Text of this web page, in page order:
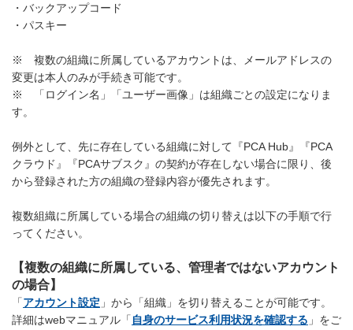
・バックアップコード
・パスキー
※ 複数の組織に所属しているアカウントは、メールアドレスの
変更は本人のみが手続き可能です。
※ 「ログイン名」「ユーザー画像」は組織ごとの設定になりま
す。
例外として、先に存在している組織に対して『PCA Hub』『PCA
クラウド』『PCAサブスク』の契約が存在しない場合に限り、後
から登録された方の組織の登録内容が優先されます。
複数組織に所属している場合の組織の切り替えは以下の手順で行
ってください。
【複数の組織に所属している、管理者ではないアカウント
の場合】
「アカウント設定 」から「組織」を切り替えることが可能です。
詳細はwebマニュアル「 自身のサービス利用状況を確認する 」をご